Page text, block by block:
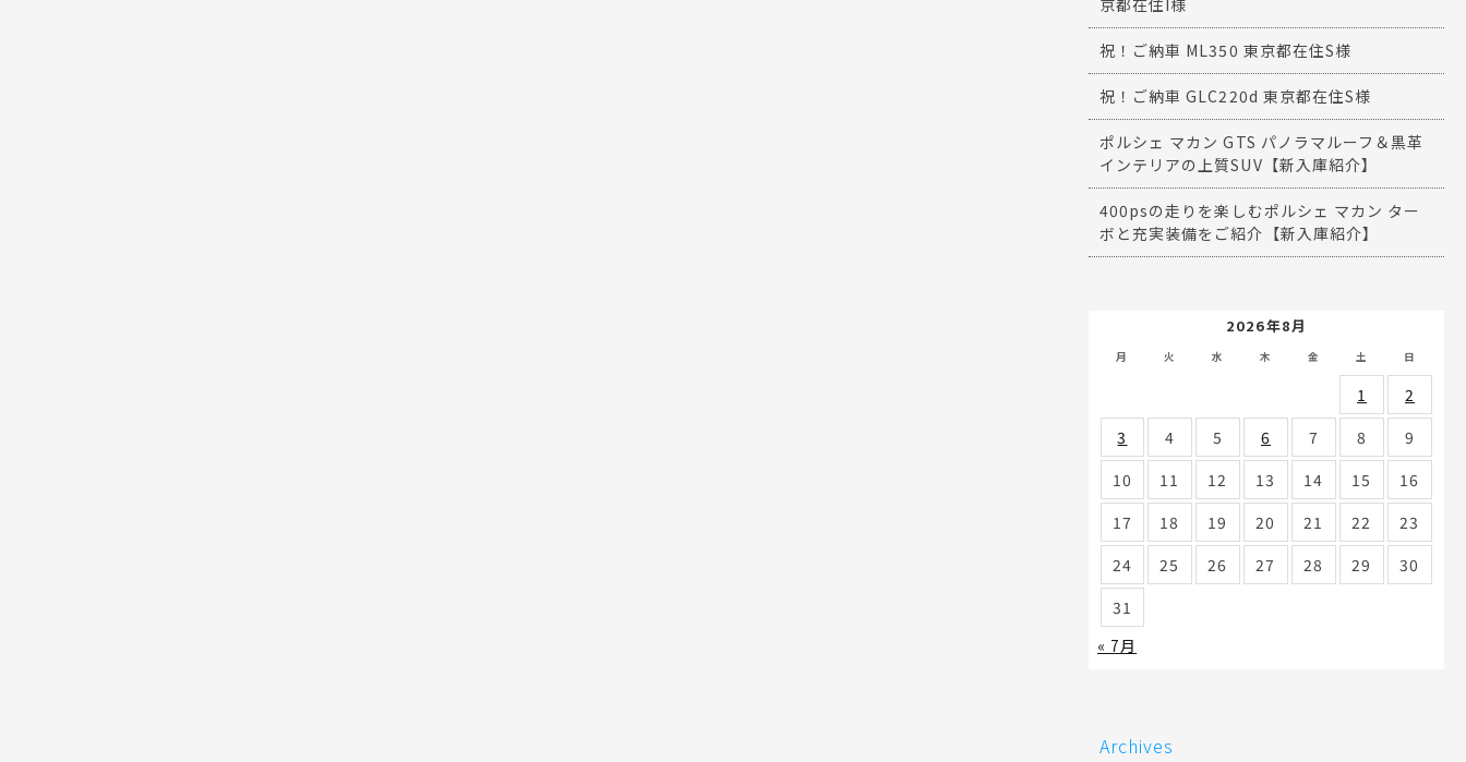
京都在住I様
祝！ご納車 ML350 東京都在住S様
祝！ご納車 GLC220d 東京都在住S様
ポルシェ マカン GTS パノラマルーフ＆黒革
インテリアの上質SUV【新入庫紹介】
400psの走りを楽しむポルシェ マカン ター
ボと充実装備をご紹介【新入庫紹介】
2026年8月
月 火 水 木 金 土 日
1
2
3
4 5 6 7 8
9
10
11 12 13 14 15
16
17
18 19 20 21 22
23
24
25 26 27 28 29
30
31
« 7月
Archives